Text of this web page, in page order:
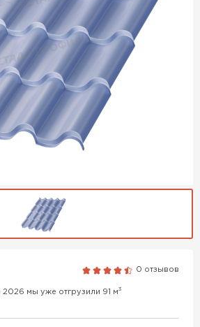
0 отзывов
2026 мы уже отгрузили 91 м3